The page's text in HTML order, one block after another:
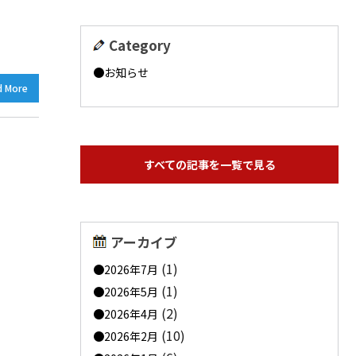
More
Category
お知らせ
すべての記事を一覧で見る
アーカイブ
2026年7月 (1)
2026年5月 (1)
2026年4月 (2)
2026年2月 (10)